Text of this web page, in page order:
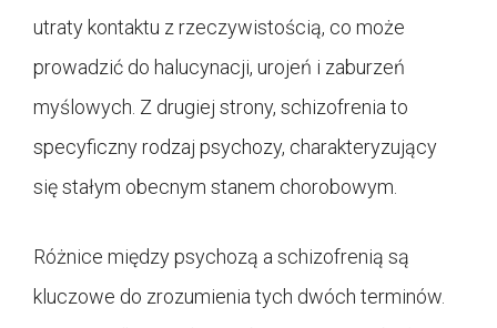
utraty kontaktu z rzeczywistością, co może
prowadzić do halucynacji, urojeń i zaburzeń
myślowych. Z drugiej strony, schizofrenia to
specyficzny rodzaj psychozy, charakteryzujący
się stałym obecnym stanem chorobowym.
Różnice między psychozą a schizofrenią są
kluczowe do zrozumienia tych dwóch terminów.